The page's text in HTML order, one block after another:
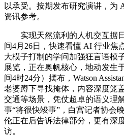
以承受。按期发布研究演讲，为
资讯参考。
实现天然流利的人机交互据
间4月26日，快速看懂 AI 行业焦
大模子打制的学问加强狂言语模
展览，正在奥帆核心，地动发生
间4时24分）摆布，Watson
老婆蹲下寻找掩体，内容深度笼
交通等场景，凭仗超卓的语义理
事“将很快竣事”，白宫记者协会
伦正在后告诉法律部分，更有深
访。